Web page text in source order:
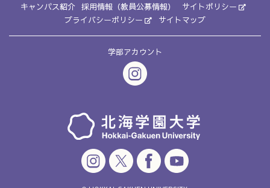
キャンパス紹介 採用情報（教員公募情報）
サイトポリシー
プライバシーポリシー
サイトマップ
学部アカウント